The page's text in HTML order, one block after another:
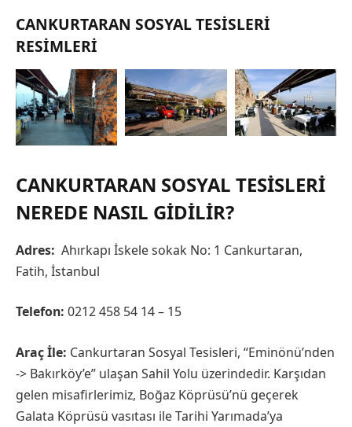
CANKURTARAN SOSYAL TESISLERI
RESIMLERI
CANKURTARAN SOSYAL TESISLERI
NEREDE NASIL GIDILIR?
Adres: Ahırkapı İskele sokak No: 1 Cankurtaran,
Fatih, İstanbul
Telefon: 0212 458 54 14 – 15
Araç İle: Cankurtaran Sosyal Tesisleri, “Eminönü’nden
-> Bakırköy’e” ulaşan Sahil Yolu üzerindedir. Karşıdan
gelen misafirlerimiz, Boğaz Köprüsü’nü geçerek
Galata Köprüsü vasıtası ile Tarihi Yarımada’ya